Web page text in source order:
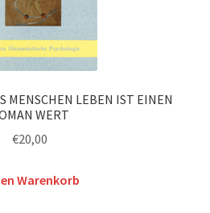
MENSCHEN LEBEN IST EINEN
WERT
€20,00
Warenkorb